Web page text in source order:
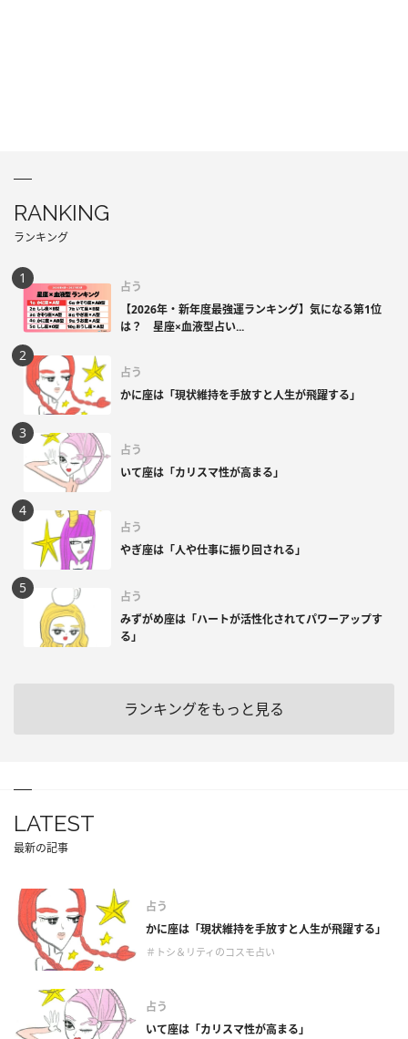
RANKING
ランキング
占う
【2026年・新年度最強運ランキング】気になる第1位
は？ 星座×血液型占い...
占う
かに座は「現状維持を手放すと人生が飛躍する」
占う
いて座は「カリスマ性が高まる」
占う
やぎ座は「人や仕事に振り回される」
占う
みずがめ座は「ハートが活性化されてパワーアップす
る」
ランキングをもっと見る
LATEST
最新の記事
占う
かに座は「現状維持を手放すと人生が飛躍する」
＃トシ＆リティのコスモ占い
占う
いて座は「カリスマ性が高まる」